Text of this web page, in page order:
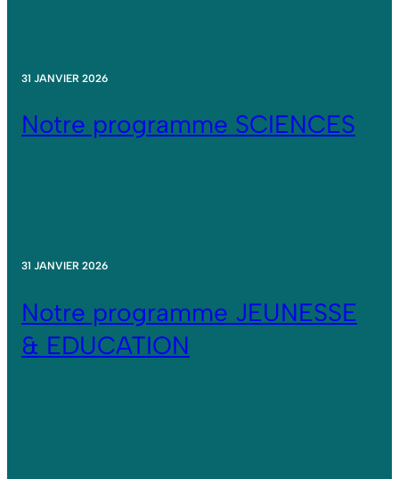
31 JANVIER 2026
Notre programme SCIENCES
31 JANVIER 2026
Notre programme JEUNESSE
& EDUCATION